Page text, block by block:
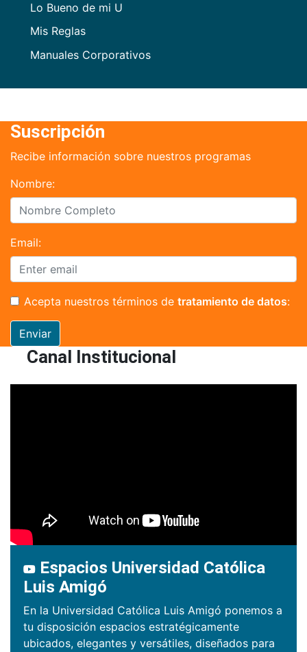
Lo Bueno de mi U
Mis Reglas
Manuales Corporativos
Suscripción
Recibe información sobre nuestros programas
Nombre:
Email:
Acepta nuestros términos de tratamiento de datos:
Enviar
Canal Institucional
Espacios Universidad Católica
Luis Amigó
En la Universidad Católica Luis Amigó ponemos a
tu disposición espacios estratégicamente
ubicados, elegantes y versátiles, diseñados para